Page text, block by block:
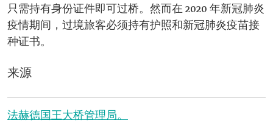
只需持有身份证件即可过桥。然而在 2020 年新冠肺炎
疫情期间，过境旅客必须持有护照和新冠肺炎疫苗接
种证书。‎
来源
法赫德国王大桥管理局。